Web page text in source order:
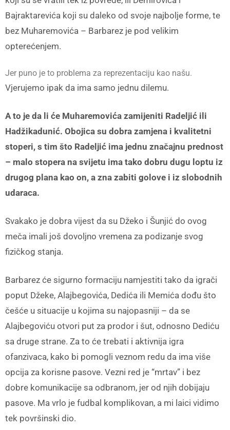
Bajraktarevića koji su daleko od svoje najbolje forme, te
bez Muharemovića – Barbarez je pod velikim
opterećenjem.
Jer puno je to problema za reprezentaciju kao našu.
Vjerujemo ipak da ima samo jednu dilemu.
A to je da li će Muharemovića zamijeniti Radeljić ili
Hadžikadunić. Obojica su dobra zamjena i kvalitetni
stoperi, s tim što Radeljić ima jednu značajnu prednost
– malo stopera na svijetu ima tako dobru dugu loptu iz
drugog plana kao on, a zna zabiti golove i iz slobodnih
udaraca.
Svakako je dobra vijest da su Džeko i Šunjić do ovog
meča imali još dovoljno vremena za podizanje svog
fizičkog stanja.
Barbarez će sigurno formaciju namjestiti tako da igrači
poput Džeke, Alajbegovića, Dedića ili Memića dođu što
češće u situacije u kojima su najopasniji – da se
Alajbegoviću otvori put za prodor i šut, odnosno Dediću
sa druge strane. Za to će trebati i aktivnija igra
ofanzivaca, kako bi pomogli veznom redu da ima više
opcija za korisne pasove. Vezni red je “mrtav” i bez
dobre komunikacije sa odbranom, jer od njih dobijaju
pasove. Ma vrlo je fudbal komplikovan, a mi laici vidimo
tek površinski dio.